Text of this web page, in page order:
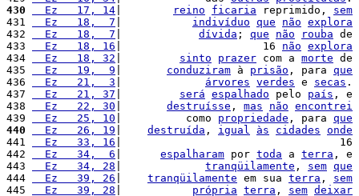
430
  Ez   17, 14
reino ficaria reprimido, sem
431
  Ez   18,  7
indivíduo que não explora
432
  Ez   18,  7
dívida ; que não rouba de
433
  Ez   18, 16
|                      16 não explora
434
  Ez   18, 32
sinto prazer com a morte de
435
  Ez   19,  9
conduziram à prisão , para que
436
  Ez   21,  3
árvores verdes e secas .
437
  Ez   21, 37
será espalhado pelo país , e
438
  Ez   22, 30
destruísse , mas não encontrei
439
  Ez   25, 10
|          como propriedade , para que
440
  Ez   26, 19
destruída , igual às cidades onde
441
  Ez   33, 16
|                                  16
442
  Ez   34,  6
espalharam por toda a terra , e
443
  Ez   34, 28
tranqüilamente , sem que
444
  Ez   39, 26
tranqüilamente em sua terra , sem
445
  Ez   39, 28
própria terra , sem deixar